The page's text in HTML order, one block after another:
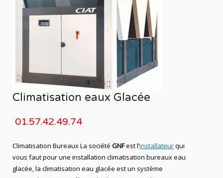
Climatisation eaux Glacée
01.57.42.49.74
Climatisation Bureaux La sociétéGNFest l’installateurqui
vous faut pour une installation climatisation bureaux eau
glacée, la climatisation eau glacée est un système